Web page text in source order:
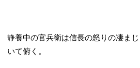
静養中の官兵衛は信長の怒りの凄ま
いて俯く。